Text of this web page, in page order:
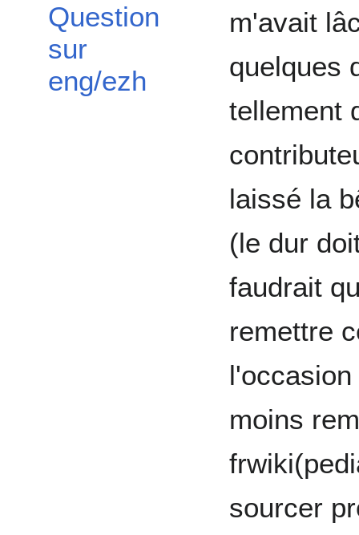
Question
sur
eng/ezh
m'avait
quelques
tellement
laissé la
(le dur
faudrait
remettre
moins
sourcer